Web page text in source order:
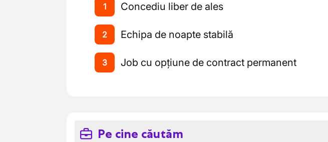
1 Concediu liber de ales
2 Echipa de noapte stabilă
3 Job cu opțiune de contract permanent
Pe cine căutăm